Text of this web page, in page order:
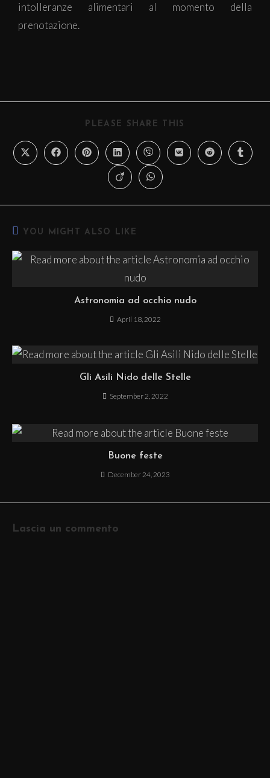
intolleranze alimentari al momento della
prenotazione.
PLEASE SHARE THIS
YOU MIGHT ALSO LIKE
Astronomia ad occhio nudo
April 18, 2022
Gli Asili Nido delle Stelle
September 2, 2022
Buone feste
December 24, 2023
Lascia un commento